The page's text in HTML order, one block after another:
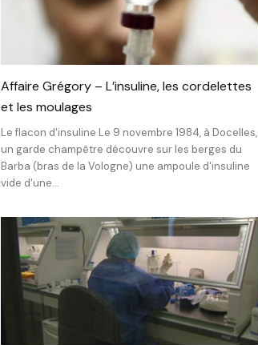
Affaire Grégory – L’insuline, les cordelettes
et les moulages
Le flacon d'insuline Le 9 novembre 1984, à Docelles,
un garde champêtre découvre sur les berges du
Barba (bras de la Vologne) une ampoule d'insuline
vide d'une...